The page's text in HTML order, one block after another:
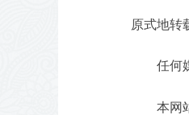
原式地转
任何
本网